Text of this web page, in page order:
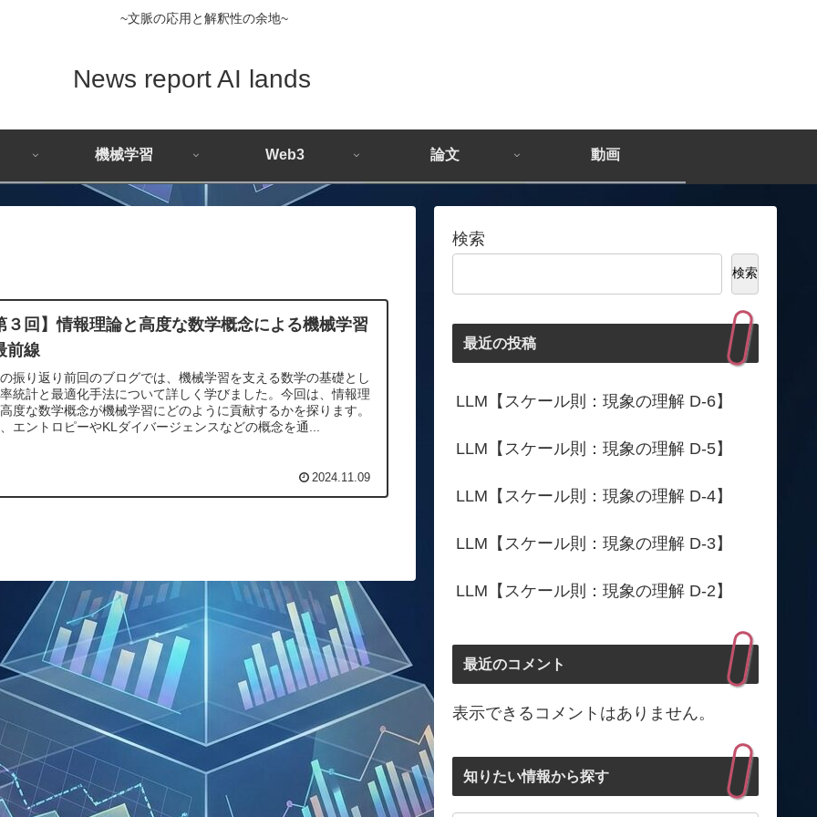
~文脈の応用と解釈性の余地~
News report AI lands
機械学習 Web3 論文 動画
３回】情報理論と高度な数学概念による機械学習
前線
振り返り前回のブログでは、機械学習を支える数学の基礎とし
統計と最適化手法について詳しく学びました。今回は、情報理
度な数学概念が機械学習にどのように貢献するかを探ります。
エントロピーやKLダイバージェンスなどの概念を通...
2024.11.09
検索
検索
最近の投稿
LLM【スケール則：現象の理解 D-6】
LLM【スケール則：現象の理解 D-5】
LLM【スケール則：現象の理解 D-4】
LLM【スケール則：現象の理解 D-3】
LLM【スケール則：現象の理解 D-2】
最近のコメント
表示できるコメントはありません。
知りたい情報から探す